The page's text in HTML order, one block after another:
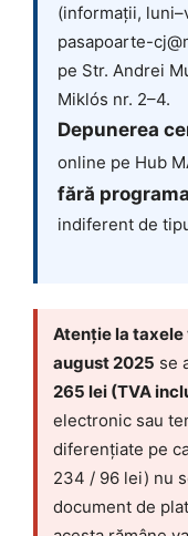
(informații,
pasapoarte-
pe Str. Andrei
Miklós nr. 2–4.
Depunerea
online pe Hub
fără
indiferent de
Atenție la
august 2025 se
265 lei (TVA
electronic sau
diferențiate pe
234 / 96 lei) nu
document de